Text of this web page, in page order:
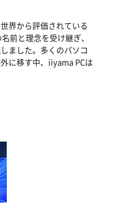
界から評価されている
前と理念を受け継ぎ、
ました。多くのパソコ
に移す中、iiyama PCは